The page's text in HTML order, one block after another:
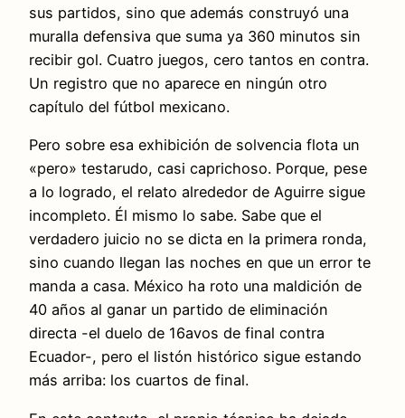
sus partidos, sino que además construyó una
muralla defensiva que suma ya 360 minutos sin
recibir gol. Cuatro juegos, cero tantos en contra.
Un registro que no aparece en ningún otro
capítulo del fútbol mexicano.
Pero sobre esa exhibición de solvencia flota un
«pero» testarudo, casi caprichoso. Porque, pese
a lo logrado, el relato alrededor de Aguirre sigue
incompleto. Él mismo lo sabe. Sabe que el
verdadero juicio no se dicta en la primera ronda,
sino cuando llegan las noches en que un error te
manda a casa. México ha roto una maldición de
40 años al ganar un partido de eliminación
directa -el duelo de 16avos de final contra
Ecuador-, pero el listón histórico sigue estando
más arriba: los cuartos de final.